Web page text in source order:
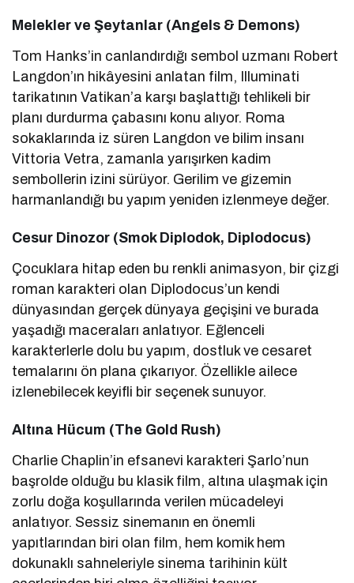
Melekler ve Şeytanlar (Angels & Demons)
Tom Hanks’in canlandırdığı sembol uzmanı Robert
Langdon’ın hikâyesini anlatan film, Illuminati
tarikatının Vatikan’a karşı başlattığı tehlikeli bir
planı durdurma çabasını konu alıyor. Roma
sokaklarında iz süren Langdon ve bilim insanı
Vittoria Vetra, zamanla yarışırken kadim
sembollerin izini sürüyor. Gerilim ve gizemin
harmanlandığı bu yapım yeniden izlenmeye değer.
Cesur Dinozor (Smok Diplodok, Diplodocus)
Çocuklara hitap eden bu renkli animasyon, bir çizgi
roman karakteri olan Diplodocus’un kendi
dünyasından gerçek dünyaya geçişini ve burada
yaşadığı maceraları anlatıyor. Eğlenceli
karakterlerle dolu bu yapım, dostluk ve cesaret
temalarını ön plana çıkarıyor. Özellikle ailece
izlenebilecek keyifli bir seçenek sunuyor.
Altına Hücum (The Gold Rush)
Charlie Chaplin’in efsanevi karakteri Şarlo’nun
başrolde olduğu bu klasik film, altına ulaşmak için
zorlu doğa koşullarında verilen mücadeleyi
anlatıyor. Sessiz sinemanın en önemli
yapıtlarından biri olan film, hem komik hem
dokunaklı sahneleriyle sinema tarihinin kült